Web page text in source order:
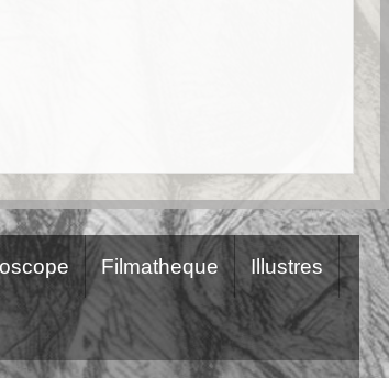
Filmatheque Illustres